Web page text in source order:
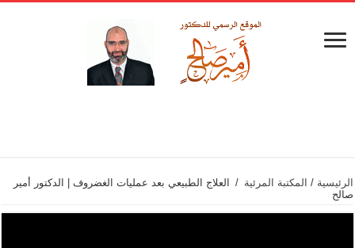
الرئيسية / المكتبة المرئية /
العلاج الطبيعي بعد عمليات الغضروف | الدكتور أمير
صالح